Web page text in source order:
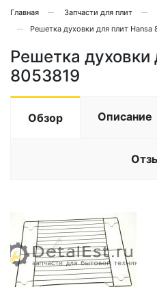
Главная Запчасти для плит
Решетка духовки для плит Hansa
Решетка духовки
8053819
Обзор Описание